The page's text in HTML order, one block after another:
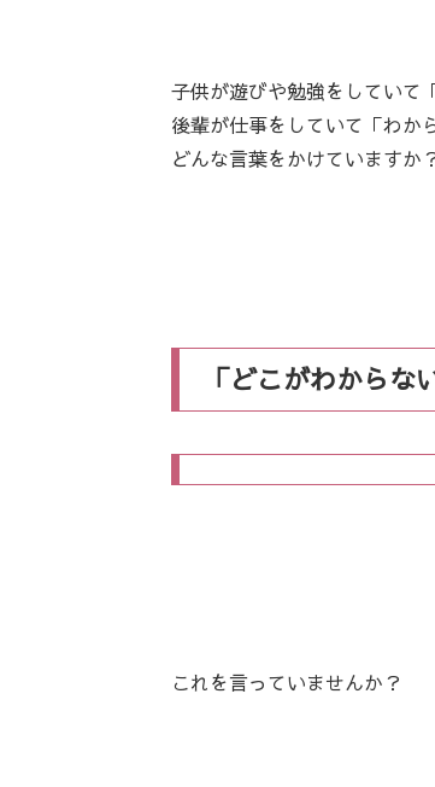
子供が遊びや勉強をしていて
後輩が仕事をしていて「わか
どんな言葉をかけていますか
「どこがわからな
これを言っていませんか？